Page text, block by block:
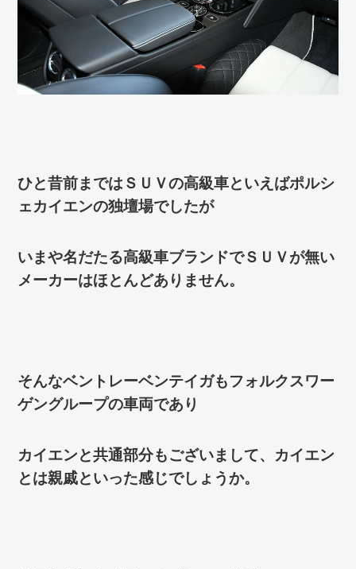
ひと昔前まではＳＵＶの高級車といえばポルシ
ェカイエンの独壇場でしたが
いまや名だたる高級車ブランドでＳＵＶが無い
メーカーはほとんどありません。
そんなベントレーベンテイガもフォルクスワー
ゲングループの車両であり
カイエンと共通部分もございまして、カイエン
とは親戚といった感じでしょうか。